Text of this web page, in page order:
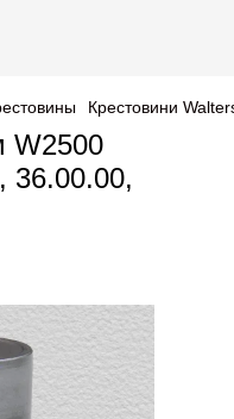
Крестовини
W2500
36.00.00,